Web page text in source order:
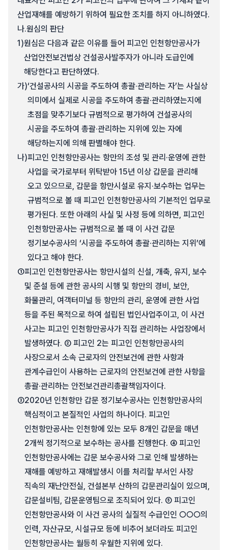
산업재해를 예방하기 위하여 필요한 조치를 하지 아니하였다.
나.원심의 판단
1)원심은 다음과 같은 이유를 들어 피고인 인천항만공사가
산업안전보건법상 건설공사발주자가 아니라 도급인에
해당한다고 판단하였다.
가)‘건설공사의 시공을 주도하여 총괄·관리하는 자’는 사실상
의미에서 실제로 시공을 주도하여 총괄·관리하였는지에
초점을 맞추기보다 규범적으로 평가하여 건설공사의
시공을 주도하여 총괄·관리하는 지위에 있는 자에
해당하는지에 의해 판별해야 한다.
나)피고인 인천항만공사는 항만의 조성 및 관리·운영에 관한
사업을 국가로부터 위탁받아 15년 이상 갑문을 관리해
오고 있으므로, 갑문을 항만시설로 유지·보수하는 업무는
규범적으로 볼 때 피고인 인천항만공사의 기본적인 업무로
평가된다. 또한 아래의 사실 및 사정 등에 의하면, 피고인
인천항만공사는 규범적으로 볼 때 이 사건 갑문
정기보수공사의 ‘시공을 주도하여 총괄·관리하는 지위’에
있다고 해야 한다.
①피고인 인천항만공사는 항만시설의 신설, 개축, 유지, 보수
및 준설 등에 관한 공사의 시행 및 항만의 경비, 보안,
화물관리, 여객터미널 등 항만의 관리, 운영에 관한 사업
등을 주된 목적으로 하여 설립된 법인사업주이고, 이 사건
사고는 피고인 인천항만공사가 직접 관리하는 사업장에서
발생하였다. ② 피고인 2는 피고인 인천항만공사의
사장으로서 소속 근로자의 안전보건에 관한 사항과
관계수급인이 사용하는 근로자의 안전보건에 관한 사항을
총괄·관리하는 안전보건관리총괄책임자이다.
③2020년 인천항만 갑문 정기보수공사는 인천항만공사의
핵심적이고 본질적인 사업의 하나이다. 피고인
인천항만공사는 인천항에 있는 모두 8개인 갑문을 매년
2개씩 정기적으로 보수하는 공사를 진행한다. ④ 피고인
인천항만공사에는 갑문 보수공사와 그로 인해 발생하는
재해를 예방하고 재해발생시 이를 처리할 부서인 사장
직속의 재난안전실, 건설본부 산하의 갑문관리실이 있으며,
갑문설비팀, 갑문운영팀으로 조직되어 있다. ⑤ 피고인
인천항만공사와 이 사건 공사의 실질적 수급인인 ○○○의
인력, 자산규모, 시설규모 등에 비추어 보더라도 피고인
인천항만공사는 월등히 우월한 지위에 있다.